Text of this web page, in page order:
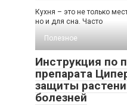
Кухня – это не только
но и для сна. Часто
Полезное
Инструкция по
препарата
защиты
болезней